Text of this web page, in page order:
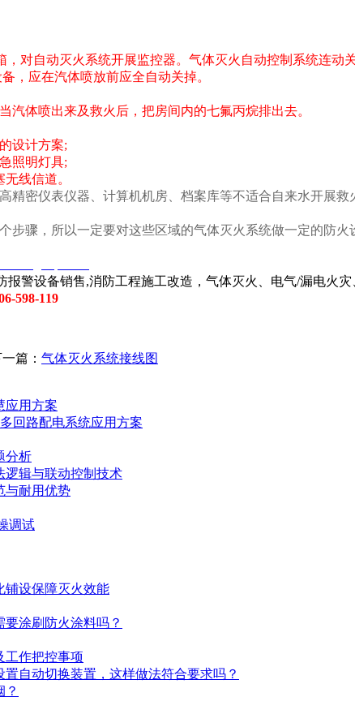
自动灭火系统开展监控器。气体灭火自动控制系统连动
，应在汽体喷放前应全自动关掉。
体喷出来及救火后，把房间内的七氟丙烷排出去。
设计方案;
照明灯具;
线信道。
密仪表仪器、计算机机房、档案库等不适合自来水开展救
骤，所以一定要对这些区域的气体灭火系统做一定的防
警设备销售,消防工程施工改造，气体灭火、电气/漏电火灾
598-119
篇： 气体灭火系统接线图
应用方案
回路配电系统应用方案
分析
逻辑与联动控制技术
与耐用优势
调试
铺设保障灭火效能
涂刷防火涂料吗？
工作把控事项
自动切换装置，这样做法符合要求吗？
？